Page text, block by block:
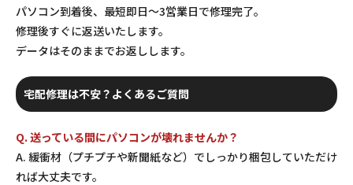
パソコン到着後、最短即日〜3営業日で修理完了。
修理後すぐに返送いたします。
データはそのままでお返しします。
宅配修理は不安？よくあるご質問
Q. 送っている間にパソコンが壊れませんか？
A. 緩衝材（プチプチや新聞紙など）でしっかり梱包していただけ
れば大丈夫です。